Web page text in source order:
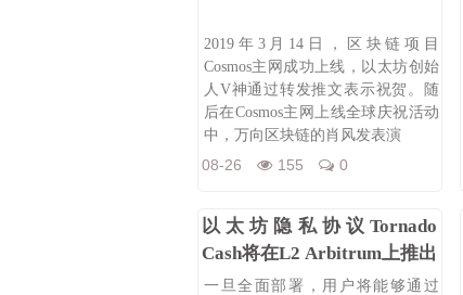
2019年3月14日，区块链项目
Cosmos主网成功上线，以太坊创始
人V神通过转发推文表示祝贺。随
后在Cosmos主网上线全球庆祝活动
中，万向区块链的肖风发表演
08-26 155 0
以太坊隐私协议Tornado
Cash将在L2 Arbitrum上推出
一旦全面部署，用户将能够通过